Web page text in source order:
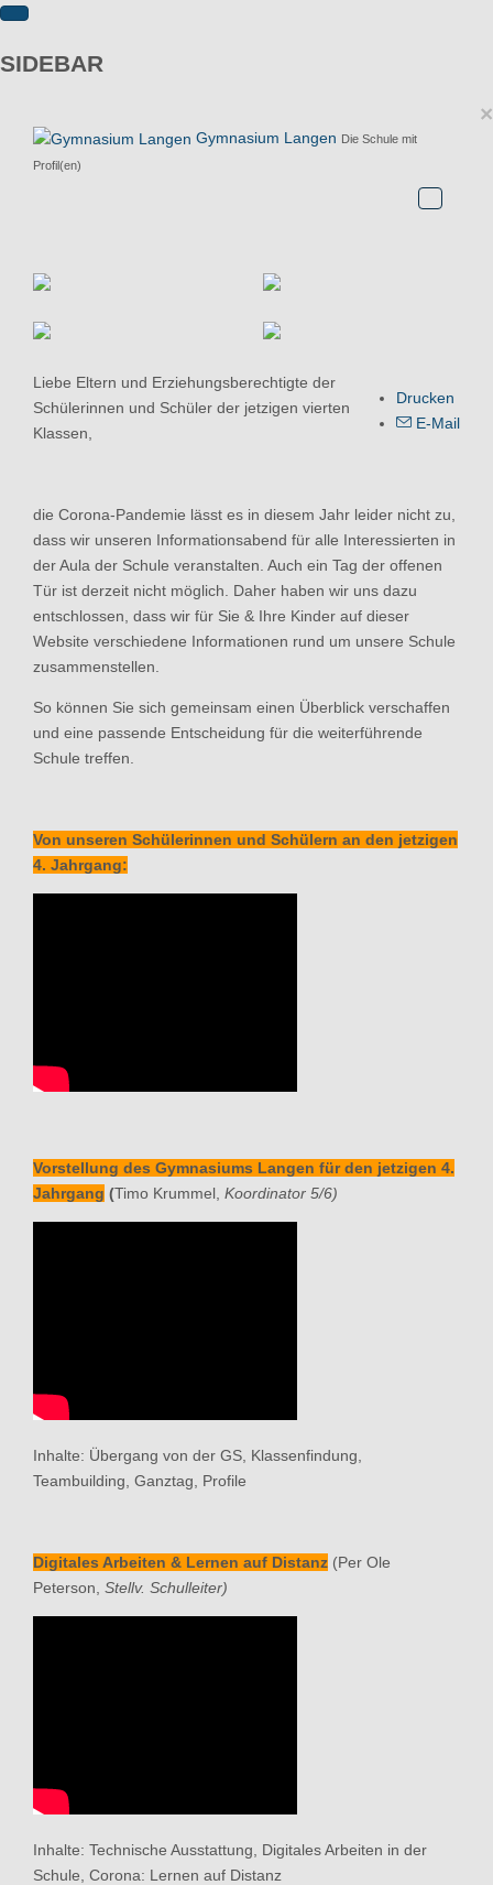
SIDEBAR
×
Gymnasium Langen Die Schule mit
Profil(en)
Drucken
E-Mail
Liebe Eltern und Erziehungsberechtigte der
Schülerinnen und Schüler der jetzigen vierten
Klassen,
die Corona-Pandemie lässt es in diesem Jahr leider nicht zu,
dass wir unseren Informationsabend für alle Interessierten in
der Aula der Schule veranstalten. Auch ein Tag der offenen
Tür ist derzeit nicht möglich. Daher haben wir uns dazu
entschlossen, dass wir für Sie & Ihre Kinder auf dieser
Website verschiedene Informationen rund um unsere Schule
zusammenstellen.
So können Sie sich gemeinsam einen Überblick verschaffen
und eine passende Entscheidung für die weiterführende
Schule treffen.
Von unseren Schülerinnen und Schülern an den jetzigen
4. Jahrgang:
Vorstellung des Gymnasiums Langen für den jetzigen 4.
Jahrgang (Timo Krummel, Koordinator 5/6)
Inhalte: Übergang von der GS, Klassenfindung,
Teambuilding, Ganztag, Profile
Digitales Arbeiten & Lernen auf Distanz (Per Ole
Peterson, Stellv. Schulleiter)
Inhalte: Technische Ausstattung, Digitales Arbeiten in der
Schule, Corona: Lernen auf Distanz